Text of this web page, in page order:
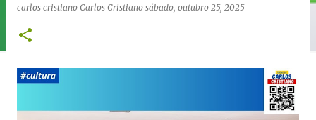
carlos cristiano Carlos Cristiano sábado, outubro 25, 2025